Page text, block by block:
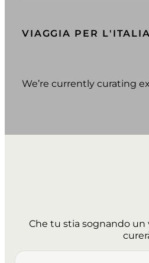
VIAGGIA PER
We’re currently curating
Che tu stia sognando